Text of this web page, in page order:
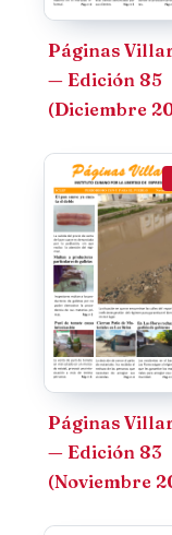
Páginas
— Edición 85
(Diciembre
Páginas
— Edición 83
(Noviembre